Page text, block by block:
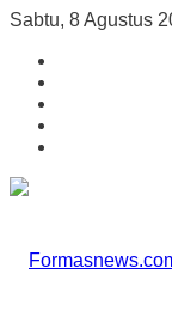
Sabtu, 8 Agustus